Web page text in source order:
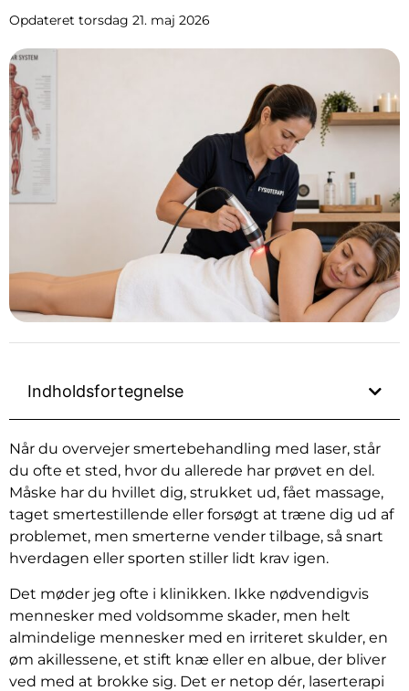
Opdateret torsdag 21. maj 2026
Indholdsfortegnelse
Når du overvejer smertebehandling med laser, står
du ofte et sted, hvor du allerede har prøvet en del.
Måske har du hvillet dig, strukket ud, fået massage,
taget smertestillende eller forsøgt at træne dig ud af
problemet, men smerterne vender tilbage, så snart
hverdagen eller sporten stiller lidt krav igen.
Det møder jeg ofte i klinikken. Ikke nødvendigvis
mennesker med voldsomme skader, men helt
almindelige mennesker med en irriteret skulder, en
øm akillessene, et stift knæ eller en albue, der bliver
ved med at brokke sig. Det er netop dér, laserterapi